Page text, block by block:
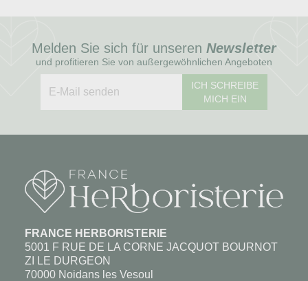
Melden Sie sich für unseren Newsletter
und profitieren Sie von außergewöhnlichen Angeboten
ICH SCHREIBE
MICH EIN
FRANCE HERBORISTERIE
5001 F RUE DE LA CORNE JACQUOT BOURNOT
ZI LE DURGEON
70000 Noidans les Vesoul